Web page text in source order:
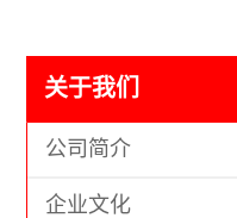
关于我们
公司简介
企业文化